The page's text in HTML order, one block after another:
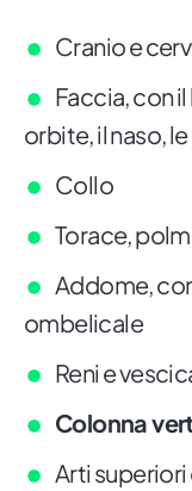
Cranio e
Faccia, con
orbite, il naso,
Collo
Torace,
Addome,
ombelicale
Reni e
Colonna
Arti superiori